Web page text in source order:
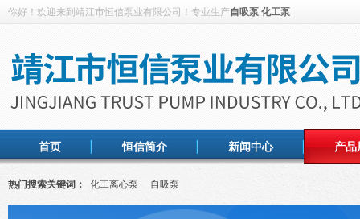
你好！欢迎来到靖江市恒信泵业有限公司！专业生产自吸泵 化工泵
首页 恒信简介 新闻中心 产品
热门搜索关键词： 化工离心泵 自吸泵